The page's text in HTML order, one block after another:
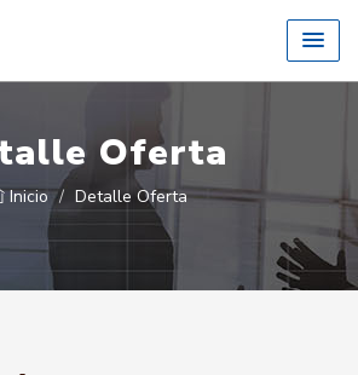
Oferta
Inicio Detalle Oferta